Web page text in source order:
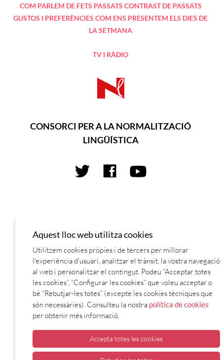
COM PARLEM DE FETS PASSATS CONTRAST DE PASSATS
GUSTOS I PREFERÈNCIES COM ENS PRESENTEM ELS DIES DE
LA SETMANA
TV I RÀDIO
CONSORCI PER A LA NORMALITZACIÓ
LINGÜÍSTICA
Aquest lloc web utilitza cookies
Utilitzem cookies pròpies i de tercers per millorar
l'experiència d'usuari, analitzar el trànsit, la vostra navegació
al web i personalitzar el contingut. Podeu “Acceptar totes
les cookies”, “Configurar les cookies” que voleu acceptar o
bé “Rebutjar-les totes” (excepte les cookies tècniques que
són necessàries). Consulteu la nostra política de cookies
per obtenir més informació.
Accepta totes les cookies